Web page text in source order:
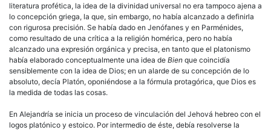
literatura profética, la idea de la divinidad universal no era tampoco ajena a
lo concepción griega, la que, sin embargo, no había alcanzado a definirla
con rigurosa precisión. Se había dado en Jenófanes y en Parménides,
como resultado de una crítica a la religión homérica, pero no había
alcanzado una expresión orgánica y precisa, en tanto que el platonismo
había elaborado conceptualmente una idea de Bien que coincidía
sensiblemente con la idea de Dios; en un alarde de su concepción de lo
absoluto, decía Platón, oponiéndose a la fórmula protagórica, que Dios es
la medida de todas las cosas.
En Alejandría se inicia un proceso de vinculación del Jehová hebreo con el
logos platónico y estoico. Por intermedio de éste, debía resolverse la